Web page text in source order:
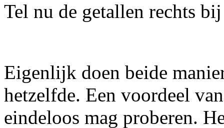
Tel nu de getallen rechts
Eigenlijk doen beide
hetzelfde. Een voordeel
eindeloos mag proberen.